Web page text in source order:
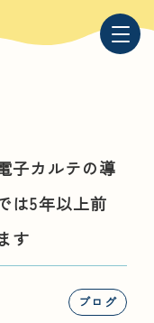
子カルテの導
は5年以上前
す
ブログ